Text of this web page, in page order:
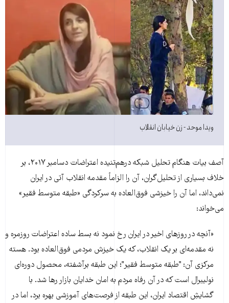
ویدا موحد - زن خیابان انقلاب
آصف بیات هنگام تحلیل شبکه درهم‌تنیده اعتراضات دسامبر ۲۰۱۷، بر
خلاف بسیاری از تحلیل‌گران، آن را الزاماً مقدمه انقلاب آتی در ایران
نمی‌داند، اما آن را خیزشی فوق‌العاده به سرکردگی «طبقه متوسط فقیر»
می‌خواند:
«آنچه در روزهای اخیر در ایران رخ نمود نه بسط ساده‌ اعتراضات روزمره و
نه مقدمه‌ای بر یک انقلاب، که یک خیزش مردمی فوق‌العاده بود. هسته
مرکزی آن: "طبقه متوسط فقیر"؛ این طبقه‌ برآشفته، محصول دوره‌‌ای
نولیبرال است که در آن رفاه مردم به امان خدایان بازار رها شد. با
گشایشِ اقتصاد ایران، این طبقه از فرصت‌های آموزشی بهره برد، اما در